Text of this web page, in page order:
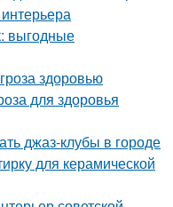
выгодные
здоровью
для здоровья
джаз-клубы в городе
для керамической